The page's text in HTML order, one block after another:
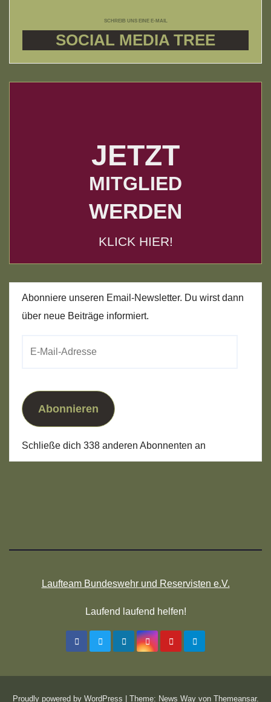
SCHREIB UNS EINE E-MAIL
SOCIAL MEDIA TREE
JETZT
MITGLIED
WERDEN
KLICK HIER!
Abonniere unseren Email-Newsletter. Du wirst dann
über neue Beiträge informiert.
Abonnieren
Schließe dich 338 anderen Abonnenten an
Laufteam Bundeswehr und Reservisten e.V.
Laufend laufend helfen!
Proudly powered by WordPress Theme: News Way von Themeansar.